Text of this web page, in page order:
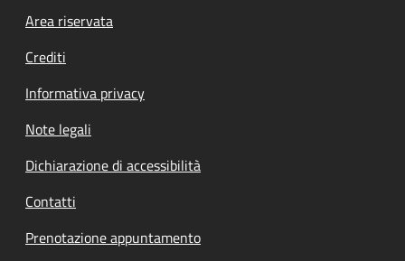
Footer menu
Area riservata
Crediti
Informativa privacy
Note legali
Dichiarazione di accessibilità
Contatti
Prenotazione appuntamento